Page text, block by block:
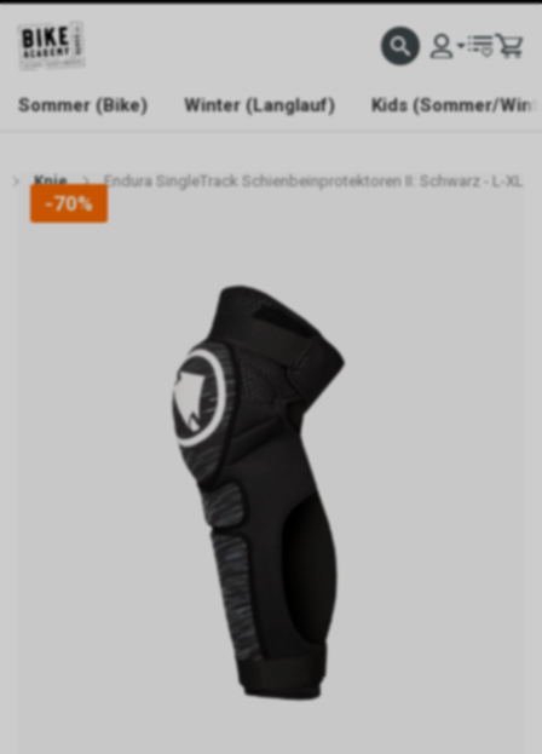
WELCOME TO BIKE ACADEMY
Sommer (Bike) Winter (Langlauf) Kids (Sommer/
Knie Endura SingleTrack Schienbeinprotektoren II: Schwarz - L-XL
-70%